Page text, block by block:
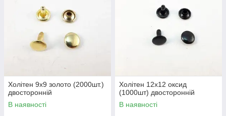
Холітен 9x9 золото (2000шт.)
двосторонній
В наявності
Холітен 12x12 оксид
(1000шт) двосторонній
В наявності